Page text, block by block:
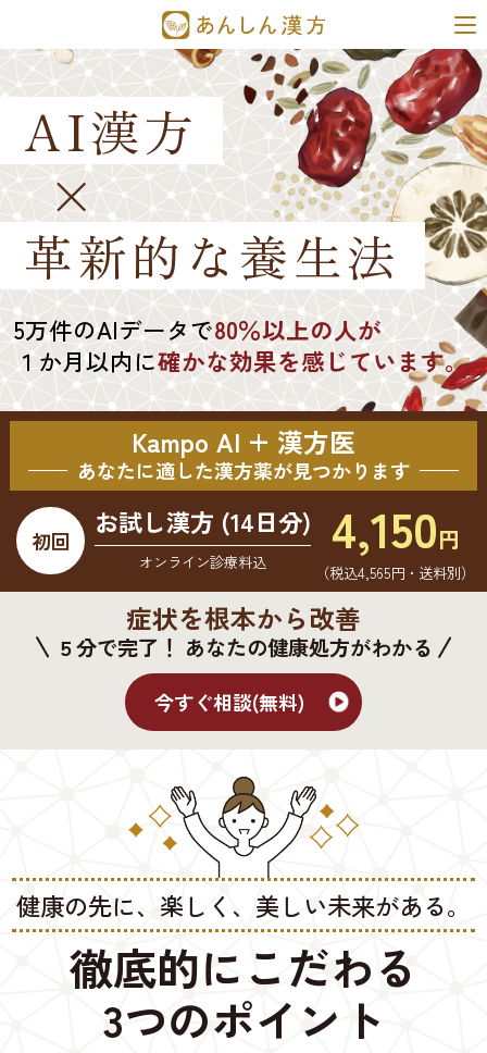
AI漢方
×
革新的な養生法
5万件のAIデータで80％以上の人が
１か月以内に確かな効果を感じています。
Kampo AI + 漢方医
あなたに適した漢方薬が見つかります
初回
お試し漢方 (14日分)
オンライン診療料込 4,150円
（税込4,565円・送料別）
症状を根本から改善
５分で完了！ あなたの健康処方がわかる
今すぐ相談(無料)
健康の先に、楽しく、美しい未来がある。
徹底的にこだわる
3つのポイント